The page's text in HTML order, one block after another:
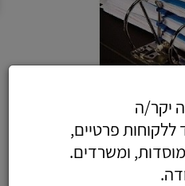
ת. ישראל )לבן(
יקר/ה
פרטיים,
ומשרדים.